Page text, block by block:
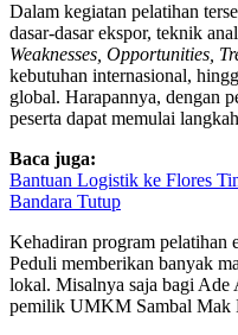
Dalam kegiatan pelatihan
dasar-dasar ekspor, teknik
Weaknesses, Opportunities,
kebutuhan internasional,
global. Harapannya, dengan
peserta dapat memulai
Baca juga:
Bantuan Logistik ke Flores
Bandara Tutup
Kehadiran program pelatihan
Peduli memberikan banyak
lokal. Misalnya saja bagi Ade
pemilik UMKM Sambal Mak